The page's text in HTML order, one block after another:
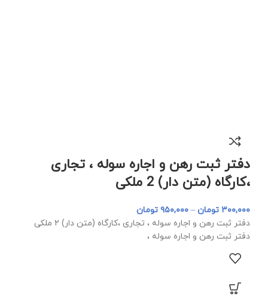
دفتر ثبت رهن و اجاره سوله ، تجاری
،کارگاه (متن دار) 2 ملکی
۳۰۰,۰۰۰ تومان – ۹۵۰,۰۰۰ تومان
دفتر ثبت رهن و اجاره سوله ، تجاری ،کارگاه (متن دار) ۲ ملکی
دفتر ثبت رهن و اجاره سوله ،